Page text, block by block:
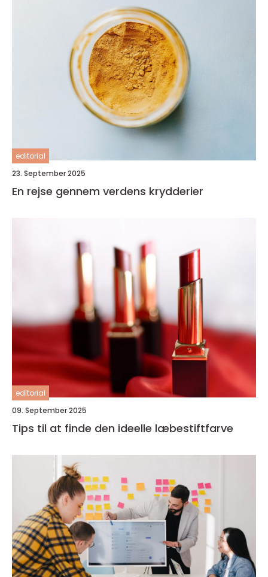
editorial
23. September 2025
En rejse gennem verdens krydderier
editorial
09. September 2025
Tips til at finde den ideelle læbestiftfarve